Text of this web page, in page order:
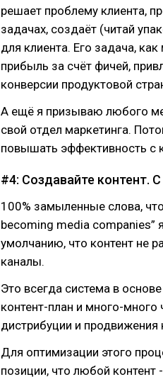
решает проблему клиента,
задачах, создаёт (читай
для клиента. Его задача,
прибыль за счёт фичей,
конверсии продуктовой
А ещё я призываю любого
свой отдел маркетинга.
повышать эффективность с
#4: Создавайте контент.
100% замыленные слова,
becoming media companies”
умолчанию, что контент не
каналы.
Это всегда система в
контент-план и много-
дистрибуции и продвижения
Для оптимизации этого
позиции, что любой контент